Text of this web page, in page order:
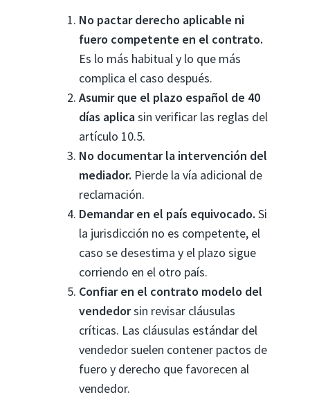
No pactar derecho aplicable ni
fuero competente en el contrato.
Es lo más habitual y lo que más
complica el caso después.
Asumir que el plazo español de 40
días aplicasin verificar las reglas del
artículo 10.5.
No documentar la intervención del
mediador. Pierde la vía adicional de
reclamación.
Demandar en el país equivocado. Si
la jurisdicción no es competente, el
caso se desestima y el plazo sigue
corriendo en el otro país.
Confiar en el contrato modelo del
vendedorsin revisar cláusulas
críticas. Las cláusulas estándar del
vendedor suelen contener pactos de
fuero y derecho que favorecen al
vendedor.